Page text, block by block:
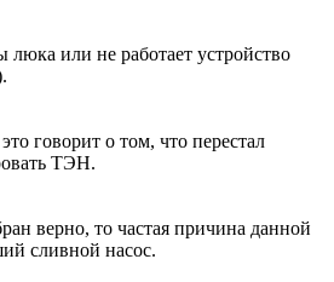
люка или не работает устройство
говорит о том, что перестал
ТЭН.
верно, то частая причина данной
сливной насос.